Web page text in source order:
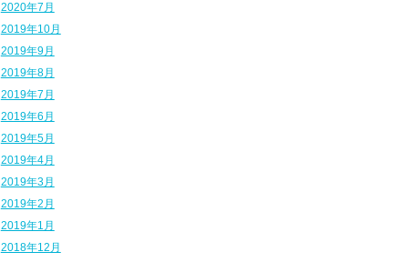
2020年7月
2019年10月
2019年9月
2019年8月
2019年7月
2019年6月
2019年5月
2019年4月
2019年3月
2019年2月
2019年1月
2018年12月